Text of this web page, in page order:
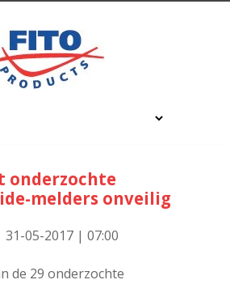
onderzochte
melders onveilig
05-2017 | 07:00
de 29 onderzochte